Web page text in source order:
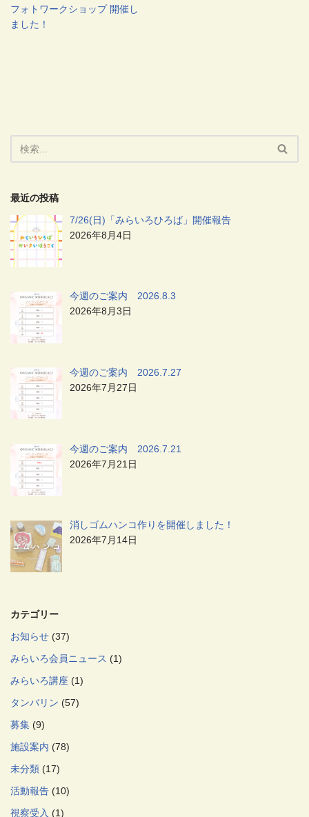
フォトワークショップ 開催し
ました！
最近の投稿
7/26(日)「みらいろひろば」開催報告
2026年8月4日
今週のご案内 2026.8.3
2026年8月3日
今週のご案内 2026.7.27
2026年7月27日
今週のご案内 2026.7.21
2026年7月21日
消しゴムハンコ作りを開催しました！
2026年7月14日
カテゴリー
お知らせ (37)
みらいろ会員ニュース (1)
みらいろ講座 (1)
タンバリン (57)
募集 (9)
施設案内 (78)
未分類 (17)
活動報告 (10)
視察受入 (1)